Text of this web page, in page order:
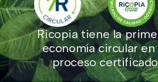
Ricopia tiene la
economía circular en
proceso